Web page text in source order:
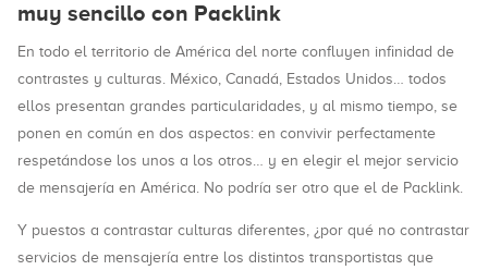
muy sencillo con Packlink
En todo el territorio de América del norte confluyen infinidad de
contrastes y culturas. México, Canadá, Estados Unidos… todos
ellos presentan grandes particularidades, y al mismo tiempo, se
ponen en común en dos aspectos: en convivir perfectamente
respetándose los unos a los otros… y en elegir el mejor servicio
de mensajería en América. No podría ser otro que el de Packlink.
Y puestos a contrastar culturas diferentes, ¿por qué no contrastar
servicios de mensajería entre los distintos transportistas que